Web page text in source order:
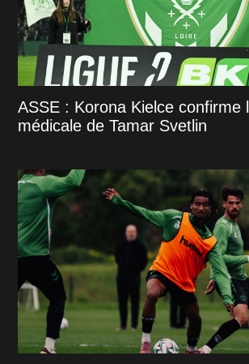
ASSE : Korona Kielce confirme
médicale de Tamar Svetlin